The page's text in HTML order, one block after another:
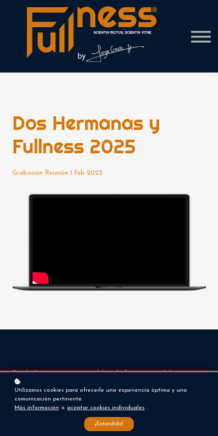
Contact Us
About us
Sign in
Dos Hermanas y
Fullness 2025
Grabación Reunión 1 Feb 2025
DesdeFullnessqueremos celebrar la fantástica colaboración
con vuestro club durante la temporada pasada.
Ha sido un placer ver cómo las gimnastas han crecido y
meses. Ahora, nos encantaría invitar a las familias, tanto las que
Utilizamos cookies para ofrecerle una experiencia óptima y una
comunicación pertinente.
Más información o aceptar cookies individuales .
¡Entendido!